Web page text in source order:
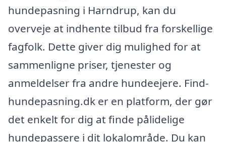
hundepasning i Harndrup, kan du
overveje at indhente tilbud fra forskellige
fagfolk. Dette giver dig mulighed for at
sammenligne priser, tjenester og
anmeldelser fra andre hundeejere. Find-
hundepasning.dk er en platform, der gør
det enkelt for dig at finde pålidelige
hundepassere i dit lokalområde. Du kan